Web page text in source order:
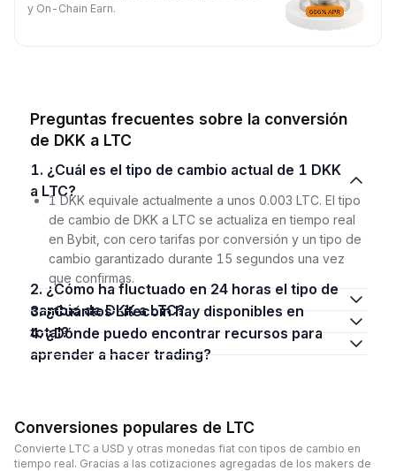
y On-Chain Earn.
Preguntas frecuentes sobre la conversión
de DKK a LTC
1. ¿Cuál es el tipo de cambio actual de 1 DKK
a LTC?
1 DKK equivale actualmente a unos 0.003 LTC. El tipo
de cambio de DKK a LTC se actualiza en tiempo real
en Bybit, con cero tarifas por conversión y un tipo de
cambio garantizado durante 15 segundos una vez
que confirmas.
2. ¿Cómo ha fluctuado en 24 horas el tipo de
cambio de DKK a LTC?
3. ¿Cuántos Litecoin hay disponibles en
total?
4. ¿Dónde puedo encontrar recursos para
aprender a hacer trading?
Conversiones populares de LTC
Convierte LTC a USD y otras monedas fiat con tipos de cambio en
tiempo real. Gracias a las cotizaciones agregadas de los makers de